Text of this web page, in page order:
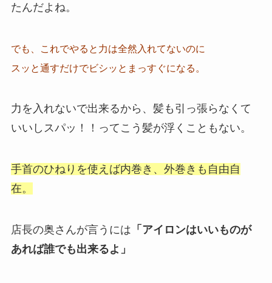
たんだよね。
でも、これでやると力は全然入れてないのに
スッと通すだけでビシッとまっすぐになる。
力を入れないで出来るから、髪も引っ張らなくて
いいしスパッ！！ってこう髪が浮くこともない。
手首のひねりを使えば内巻き、外巻きも自由自
在。
店長の奥さんが言うには 「アイロンはいいものが
あれば誰でも出来るよ」